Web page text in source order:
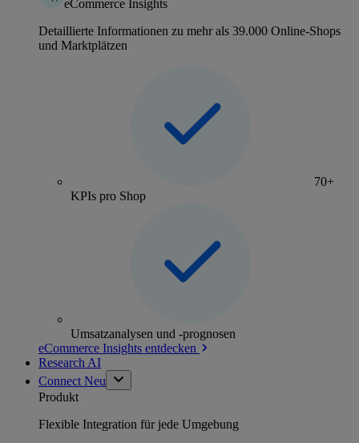
eCommerce Insights
Detaillierte Informationen zu mehr als 39.000 Online-Shops
und Marktplätzen
70+
KPIs pro Shop
Umsatzanalysen und -prognosen
eCommerce Insights entdecken
Research AI
Connect Neu
Produkt
Flexible Integration für jede Umgebung